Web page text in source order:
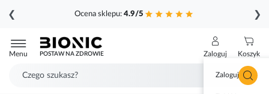
Ocena sklepu: 4.9/5
❮ ❯
do
treści
Menu POSTAW NA ZDROWIE Zaloguj
Zaloguj się
Koszyk